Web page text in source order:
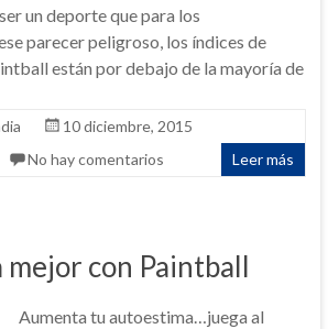
un deporte que para los
parecer peligroso, los índices de
están por debajo de la mayoría de
10 diciembre, 2015
No hay comentarios Leer más
con Paintball
Aumenta tu autoestima…juega al